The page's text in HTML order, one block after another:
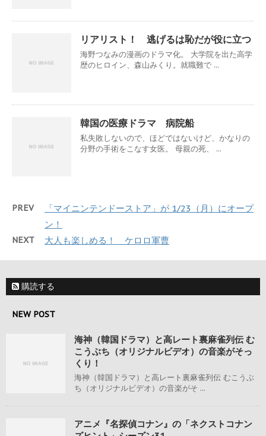
リアリスト！ 逃げるは恥だが役に立つ
海野つなみの漫画のドラマ化。 大学院を出た高学
歴のヒロイン、森山みくり。就職難で ...
韓国の医療ドラマ 病院船
私失敗しないので、ほどではないけど、かなりの
分野の手術をこなす女医。 母親の死、 ...
PREV
「マイニンテンドーストア」が 1/23（月）にオープ
ン！
NEXT 大人も楽しめる！ ケロロ軍曹
購読する
NEW POST
海神（韓国ドラマ）と高レート裏麻雀列伝 む
こうぶち（オリジナルビデオ）の音楽がそっ
くり！
海神（韓国ドラマ）と高レート裏麻雀列伝 むこうぶ
ち（オリジナルビデオ）の音楽がそ ...
アニメ『名探偵コナン』の「ネクストコナン